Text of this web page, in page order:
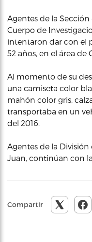
Agentes de la
Cuerpo de
intentaron dar con el
52 años, en el área de
Al momento de su
una camiseta color
mahón color gris,
transportaba en un
del 2016.
Agentes de la
Juan, continúan con
Compartir